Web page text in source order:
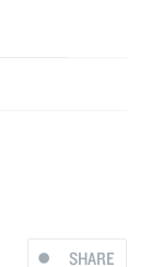
SHARE